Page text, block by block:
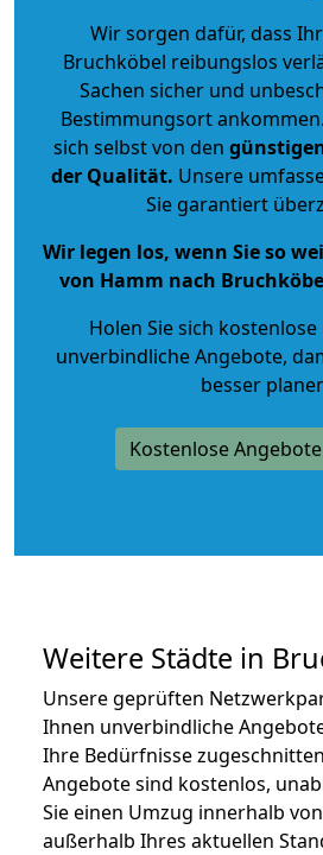
Wir sorgen dafür, dass
Bruchköbel reibungslos
Sachen sicher und
Bestimmungsort
sich selbst von den
der Qualität. Unsere
Sie garantiert
Wir legen los, wenn Sie so
von Hamm nach
Holen Sie sich
unverbindliche Angebote,
besser
Kostenlose
Weitere Städte in
Unsere geprüften
Ihnen unverbindliche
Ihre Bedürfnisse
Angebote sind kostenlos,
Sie einen Umzug innerhalb
außerhalb Ihres aktuellen